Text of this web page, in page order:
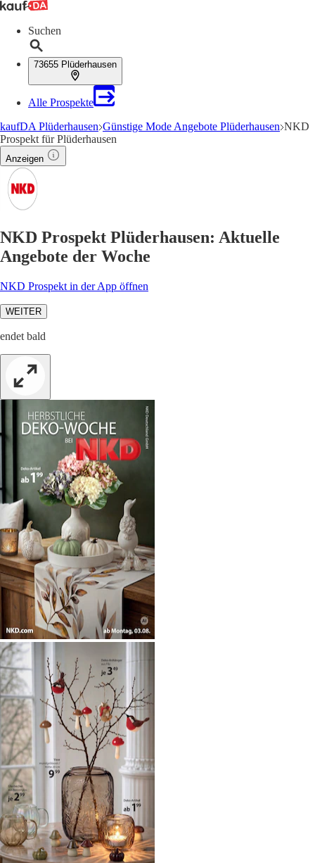
Suchen
73655 Plüderhausen
Alle Prospekte
kaufDA Plüderhausen Günstige Mode Angebote Plüderhausen NKD
Prospekt für Plüderhausen
Anzeigen
NKD Prospekt Plüderhausen: Aktuelle
Angebote der Woche
NKD Prospekt in der App öffnen
WEITER
endet bald